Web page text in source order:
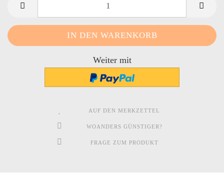
Weiter mit
AUF DEN MERKZETTEL
WOANDERS GÜNSTIGER?
FRAGE ZUM PRODUKT